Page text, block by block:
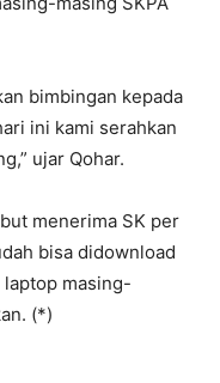
bimbingan kepada
ini kami serahkan
ujar Qohar.
menerima SK per
bisa didownload
masing-
(*)